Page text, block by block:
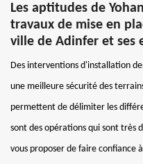
Les aptitudes de
travaux de mise en
ville de Adinfer et ses
Des interventions d'installation
une meilleure sécurité des
permettent de délimiter les
sont des opérations qui sont très
vous proposer de faire confiance